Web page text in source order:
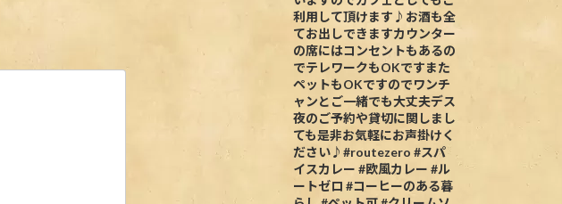
利用して頂けます♪お酒も全
てお出しできますカウンター
の席にはコンセントもあるの
でテレワークもOKですまた
ペットもOKですのでワンチ
ャンとご一緒でも大丈夫デス
夜のご予約や貸切に関しまし
ても是非お気軽にお声掛けく
ださい♪#routezero #スパ
イスカレー #欧風カレー #ル
ートゼロ #コーヒーのある暮